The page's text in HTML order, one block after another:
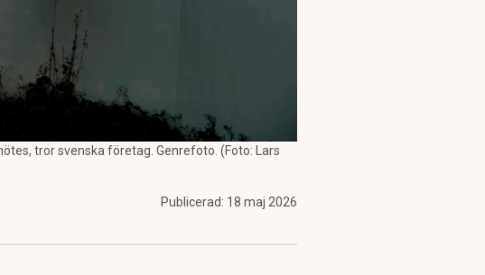
tror svenska företag. Genrefoto. (Foto: Lars
Publicerad: 18 maj 2026